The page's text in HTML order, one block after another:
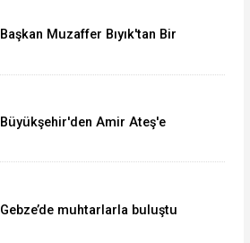
Başkan Muzaffer Bıyık'tan Bir
Büyükşehir'den Amir Ateş'e
Gebze’de muhtarlarla buluştu